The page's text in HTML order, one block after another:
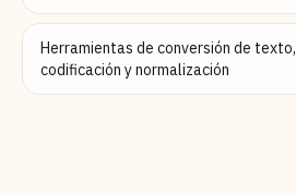
Herramientas de conversión de texto,
codificación y normalización